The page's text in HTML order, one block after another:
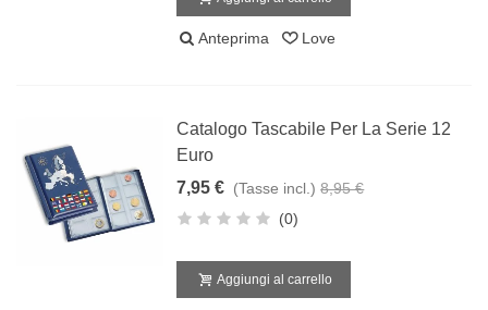
Anteprima Love
Catalogo Tascabile Per La Serie 12
Euro
7,95 € (Tasse incl.) 8,95 €
(0)
Aggiungi al carrello